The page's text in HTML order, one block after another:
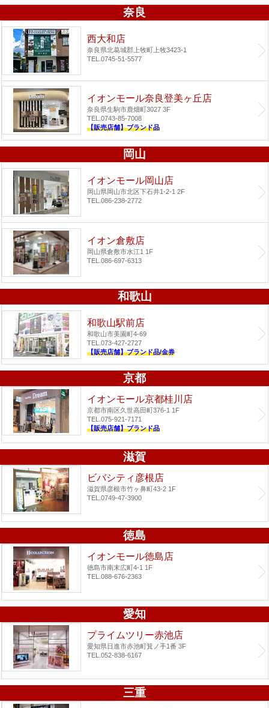
奈良
西大和店
奈良県北葛城郡上牧町上牧3423-1
TEL.0745-51-5577
イオンモール奈良登美ヶ丘店
奈良県生駒市鹿畑町3027 3F
TEL.0743-85-7008
【販売店舗】ブランド品
岡山
イオンモール岡山店
岡山県岡山市北区下石井1-2-1 2F
TEL.086-238-2772
イオン倉敷店
岡山県倉敷市水江1 1F
TEL.086-697-6313
和歌山
和歌山駅前店
和歌山市美園町4-69
TEL.073-427-2727
【販売店舗】ブランド品/金券
京都
イオンモール京都桂川店
京都市南区久世高田町376-1 1F
TEL.075-921-7171
【販売店舗】ブランド品
滋賀
ビバシティ彦根店
滋賀県彦根市竹ヶ鼻町43-2 1F
TEL.0749-47-3900
徳島
イオンモール徳島店
徳島市南末広町4-1 1F
TEL.088-676-2363
愛知
プライムツリー赤池店
愛知県日進市赤池町箕ノ手1番 3F
TEL.052-838-6167
三重